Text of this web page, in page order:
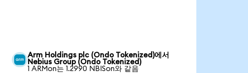
Arm Holdings plc (Ondo Tokenized)에서
Nebius Group (Ondo Tokenized)
1 ARMon는 1.2990 NBISon와 같음